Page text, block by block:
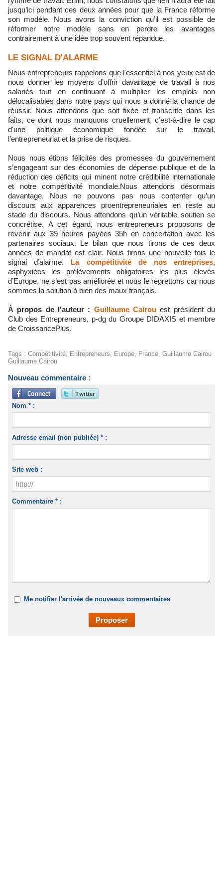
jusqu’ici pendant ces deux années pour que la France réforme
son modèle. Nous avons la conviction qu’il est possible de
réformer notre modèle sans en perdre les avantages
contrairement à une idée trop souvent répandue.
LE SIGNAL D'ALARME
Nous entrepreneurs rappelons que l'essentiel à nos yeux est de
nous donner les moyens d’offrir davantage de travail à nos
salariés tout en continuant à multiplier les emplois non
délocalisables dans notre pays qui nous a donné la chance de
réussir. Nous attendons que soit fixée et transcrite dans les
faits, ce dont nous manquons cruellement, c’est-à-dire le cap
d'une politique économique fondée sur le travail,
l’entrepreneuriat et la prise de risques.
Nous nous étions félicités des promesses du gouvernement
s’engageant sur des économies de dépense publique et de la
réduction des déficits qui minent notre crédibilité internationale
et notre compétitivité mondiale.Nous attendons désormais
davantage. Nous ne pouvons pas nous contenter qu’un
discours aux apparences proentrepreneuriales en reste au
stade du discours. Nous attendons qu’un véritable soutien se
concrétise. A cet égard, nous entrepreneurs proposons de
revenir aux 39 heures payées 35h en concertation avec les
partenaires sociaux. Le bilan que nous tirons de ces deux
années de mandat est clair. Nous tirons une nouvelle fois le
signal d’alarme. La compétitivité de nos entreprises,
asphyxiées les prélèvements obligatoires les plus élevés
d’Europe, ne s’est pas améliorée et nous le regrettons car nous
sommes la solution à bien des maux français.
À propos de l'auteur : Guillaume Cairou est président du
Club des Entrepreneurs, p-dg du Groupe DIDAXIS et membre
de CroissancePlus.
Tags : Compétitivité, Entrepreneurs, Europe, France, Guillaume Cairou
Guillaume Cairou
Nouveau commentaire :
Nom * :
Adresse email (non publiée) * :
Site web :
Commentaire * :
Me notifier l'arrivée de nouveaux commentaires